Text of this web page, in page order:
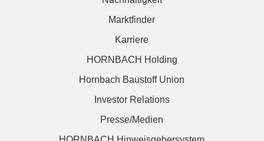
Marktfinder
Karriere
HORNBACH Holding
Hornbach Baustoff Union
Investor Relations
Presse/Medien